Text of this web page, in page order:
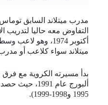
مدرب ميتلاند السابق
أكتوبر 1974، وهو
ميتلاند سواء كلاعب أو
بدأ مسيرته الكروية مع فرق
1995 و1998-1999).